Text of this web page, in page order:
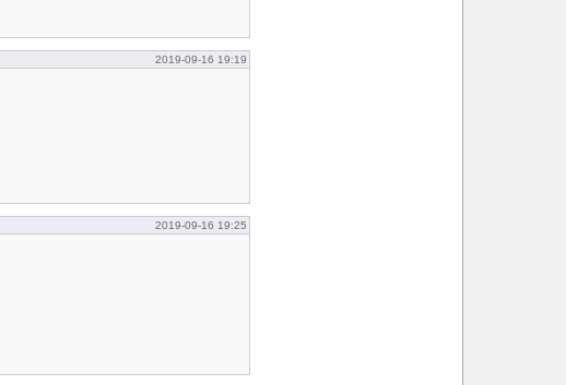
2019-09-16 19:19
2019-09-16 19:25